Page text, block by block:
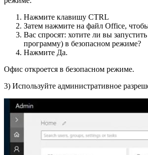
Нажмите клавишу CTRL
Затем нажмите на файл Office,
Вас спросят: хотите ли вы
программу) в безопасном режиме?
Нажмите Да.
Офис откроется в безопасном режиме.
3) Используйте административное